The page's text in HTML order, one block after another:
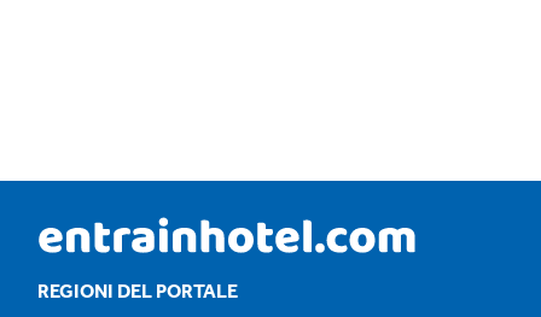
REGIONI DEL PORTALE